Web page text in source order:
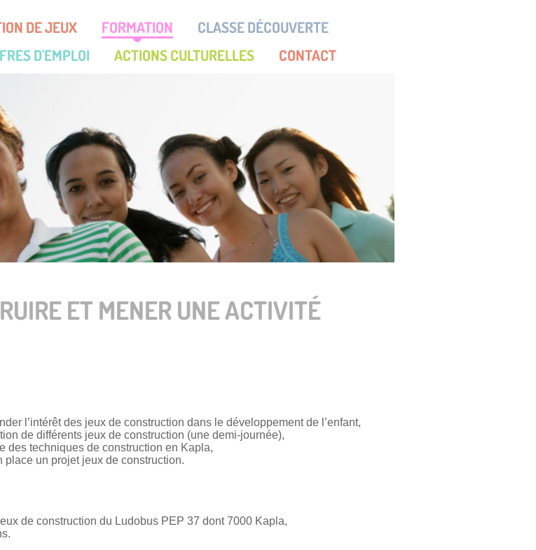
DE JEUX FORMATION
CLASSE DÉCOUVERTE
D'EMPLOI ACTIONS CULTURELLES CONTACT
ET MENER UNE ACTIVITÉ
l’intérêt des jeux de construction dans le développement de l’enfant,
de différents jeux de construction (une demi-journée),
des techniques de construction en Kapla,
place un projet jeux de construction.
de construction du Ludobus PEP 37 dont 7000 Kapla,